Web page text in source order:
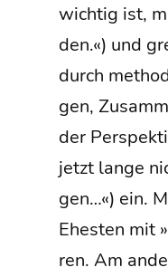
wich­tig ist,
den.«) und
durch
gen,
der
jetzt lan­ge
gen…«) ein.
Ehes­ten mit
ren. Am